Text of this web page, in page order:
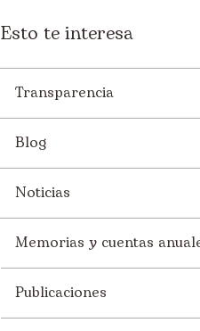
Esto te interesa
Transparencia
Blog
Noticias
Memorias y cuentas
Publicaciones